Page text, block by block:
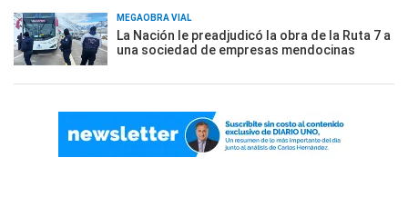
MEGAOBRA VIAL
La Nación le preadjudicó la obra de la Ruta 7 a
una sociedad de empresas mendocinas